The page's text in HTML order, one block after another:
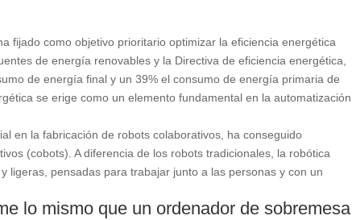
fijado como objetivo prioritario optimizar la eficiencia energética
de energía renovables y la Directiva de eficiencia energética,
de energía final y un 39% el consumo de energía primaria de
se erige como un elemento fundamental en la automatización
en la fabricación de robots colaborativos, ha conseguido
(cobots). A diferencia de los robots tradicionales, la robótica
ligeras, pensadas para trabajar junto a las personas y con un
lo mismo que un ordenador de sobremesa